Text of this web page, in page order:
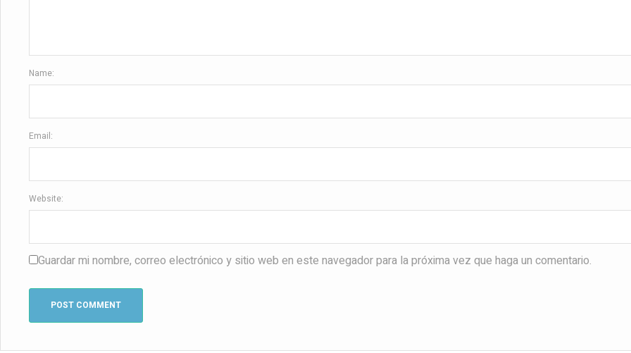
Name:
Email:
Website:
Guardar mi nombre, correo electrónico y sitio web en este navegador para la próxima vez que haga un comentario.